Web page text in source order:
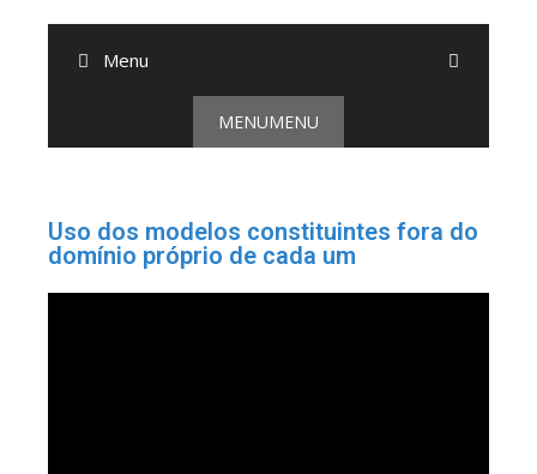
conteúdo
Menu
MENUMENU
Uso dos modelos constituintes fora do
domínio próprio de cada um